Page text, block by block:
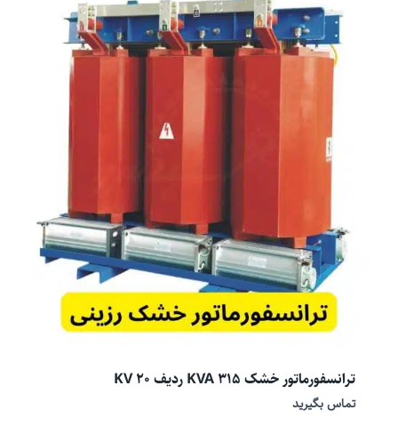
ترانسفورماتور خشک 315 KVA ردیف 20 KV
تماس بگیرید